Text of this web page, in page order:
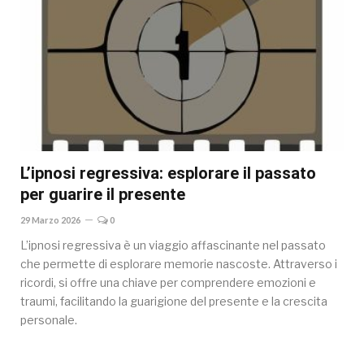
L’ipnosi regressiva: esplorare il passato
per guarire il presente
29 Marzo 2026 0
L’ipnosi regressiva è un viaggio affascinante nel passato
che permette di esplorare memorie nascoste. Attraverso i
ricordi, si offre una chiave per comprendere emozioni e
traumi, facilitando la guarigione del presente e la crescita
personale.